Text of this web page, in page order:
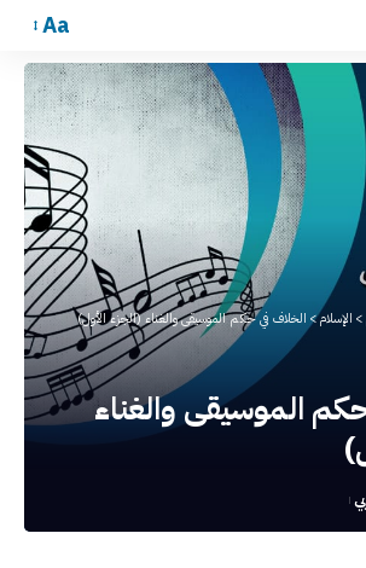
Aa
> الإسلام> الخلاف في حكم الموسيقى والغناء (الجزء الأول)
الموسيقى والغناء